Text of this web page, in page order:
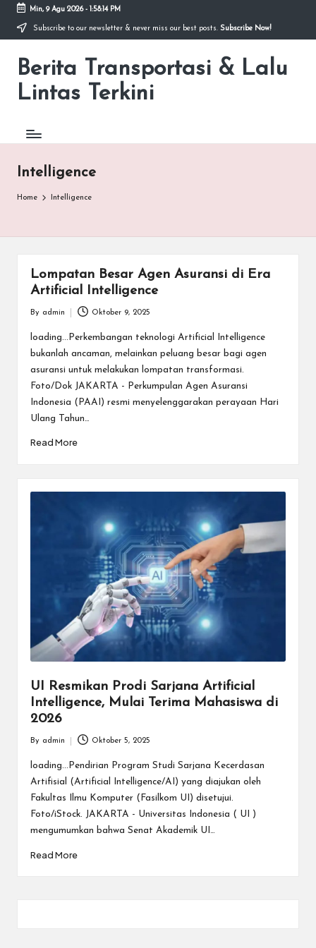
Skip
content
Min, 9 Agu 2026- 1:58:14 PM
Subscribe to our newsletter & never miss our best posts. Subscribe Now!
Berita Transportasi & Lalu
Lintas Terkini
premancity.biz.id
Intelligence
Home Intelligence
Lompatan Besar Agen Asuransi di Era
Artificial Intelligence
by
By admin Oktober 9, 2025
loading...Perkembangan teknologi Artificial Intelligence
bukanlah ancaman, melainkan peluang besar bagi agen
asuransi untuk melakukan lompatan transformasi.
Foto/Dok JAKARTA - Perkumpulan Agen Asuransi
Indonesia (PAAI) resmi menyelenggarakan perayaan Hari
Ulang Tahun…
Read More
UI Resmikan Prodi Sarjana Artificial
Intelligence, Mulai Terima Mahasiswa di
2026
by
By admin Oktober 5, 2025
loading...Pendirian Program Studi Sarjana Kecerdasan
Artifisial (Artificial Intelligence/AI) yang diajukan oleh
Fakultas Ilmu Komputer (Fasilkom UI) disetujui.
Foto/iStock. JAKARTA - Universitas Indonesia ( UI )
mengumumkan bahwa Senat Akademik UI…
Read More